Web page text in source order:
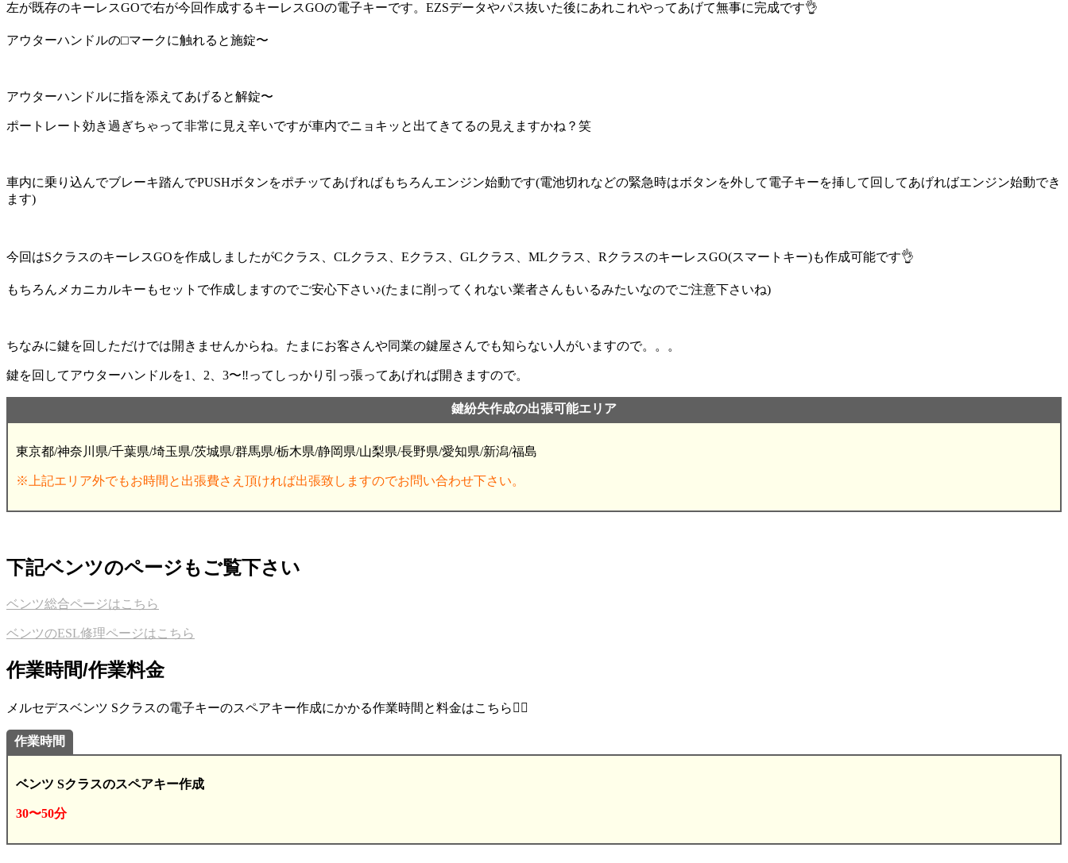
左が既存のキーレスGOで右が今回作成するキーレスGOの電子キーです。EZSデータやパス抜いた後にあれこれやってあげて無事に完成です👌
アウターハンドルの⬜︎マークに触れると施錠〜
アウターハンドルに指を添えてあげると解錠〜
ポートレート効き過ぎちゃって非常に見え辛いですが車内でニョキッと出てきてるの見えますかね？笑
車内に乗り込んでブレーキ踏んでPUSHボタンをポチッてあげればもちろんエンジン始動です(電池切れなどの緊急時はボタンを外して電子キーを挿して回してあげればエンジン始動でき
ます)
今回はSクラスのキーレスGOを作成しましたがCクラス、CLクラス、Eクラス、GLクラス、MLクラス、RクラスのキーレスGO(スマートキー)も作成可能です👌
もちろんメカニカルキーもセットで作成しますのでご安心下さい♪(たまに削ってくれない業者さんもいるみたいなのでご注意下さいね)
ちなみに鍵を回しただけでは開きませんからね。たまにお客さんや同業の鍵屋さんでも知らない人がいますので。。。
鍵を回してアウターハンドルを1、2、3〜‼️ってしっかり引っ張ってあげれば開きますので。
鍵紛失作成の出張可能エリア
東京都/神奈川県/千葉県/埼玉県/茨城県/群馬県/栃木県/静岡県/山梨県/長野県/愛知県/新潟/福島
※上記エリア外でもお時間と出張費さえ頂ければ出張致しますのでお問い合わせ下さい。
下記ベンツのページもご覧下さい
ベンツ総合ページはこちら
ベンツのESL修理ページはこちら
作業時間/作業料金
メルセデスベンツ Sクラスの電子キーのスペアキー作成にかかる作業時間と料金はこちら💁‍♂️
作業時間
ベンツ Sクラスのスペアキー作成
30〜50分